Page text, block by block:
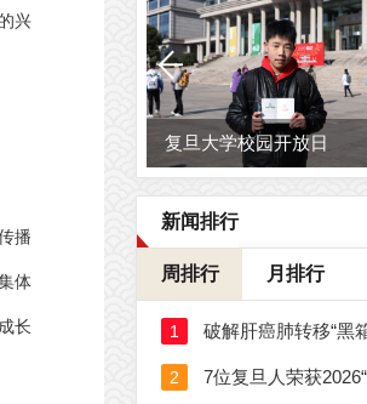
兴
播
体
长
复旦大学校园开放日
新闻排行
周排行 月排行